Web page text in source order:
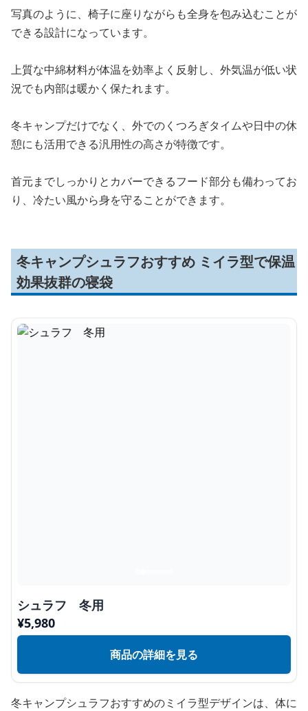
写真のように、椅子に座りながらも全身を包み込むことが
できる設計になっています。
上質な中綿材料が体温を効率よく反射し、外気温が低い状
況でも内部は暖かく保たれます。
冬キャンプだけでなく、外でのくつろぎタイムや日中の休
憩にも活用できる汎用性の高さが特徴です。
首元までしっかりとカバーできるフード部分も備わってお
り、冷たい風から身を守ることができます。
冬キャンプシュラフおすすめ ミイラ型で保温
効果抜群の寝袋
シュラフ 冬用
¥5,980
商品の詳細を見る
冬キャンプシュラフおすすめのミイラ型デザインは、体に